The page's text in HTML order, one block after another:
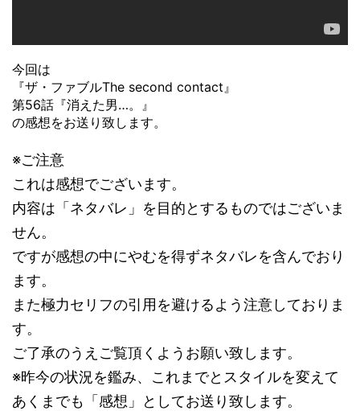
今回は
『ザ・ファブルThe second contact』
第56話『消えた男…。』
の感想をお送り致します。
※ご注意
これは感想でございます。
内容は「ネタバレ」を目的とするものではございま
せん。
ですが感想の中にやむを得ずネタバレを含んでおり
ます。
また極力セリフの引用を避けるよう注意しておりま
す。
ご了承のうえご覧頂くようお願い致します。
※昨今の状況を鑑み、これまでとスタイルを変えて
あくまでも「感想」としてお送り致します。